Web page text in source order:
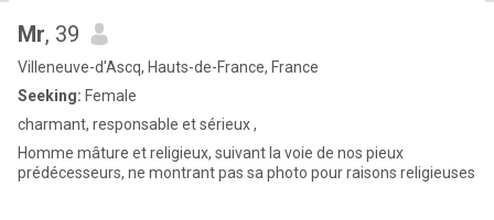
Mr, 39
Villeneuve-d'Ascq, Hauts-de-France, France
Seeking: Female
charmant, responsable et sérieux ,
Homme mâture et religieux, suivant la voie de nos pieux
prédécesseurs, ne montrant pas sa photo pour raisons religieuses